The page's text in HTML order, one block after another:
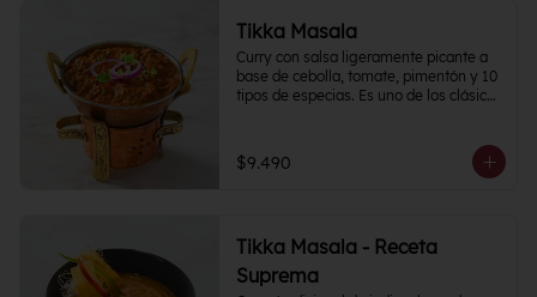
Tikka Masala
Curry con salsa ligeramente picante a
base de cebolla, tomate, pimentón y 10
tipos de especias. Es uno de los clásicos
favorita.
$9.490
Tikka Masala - Receta
Suprema